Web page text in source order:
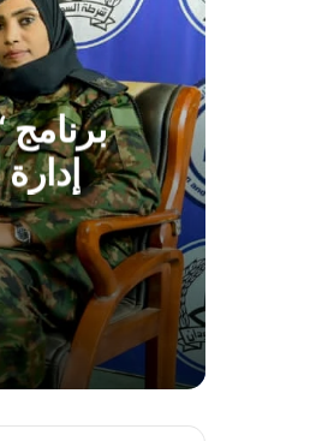
منذ 13 ساعة
برنامج